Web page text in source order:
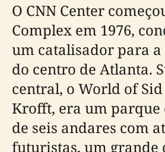
O CNN Center
Complex em 1976,
um catalisador para
do centro de Atlanta.
central, o World of
Krofft, era um parque
de seis andares com
futuristas, um grande